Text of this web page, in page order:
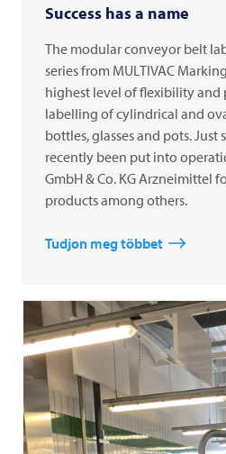
Success has a name
The modular conveyor belt
series from MULTIVAC
highest level of flexibility and
labelling of cylindrical and
bottles, glasses and pots. Just
recently been put into
GmbH & Co. KG Arzneimittel
products among others.
Tudjon meg többet